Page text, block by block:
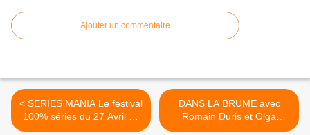
Ajouter un commentaire
< SERIES MANIA Le festival
100% séries du 27 Avril au
5 Mai 2018
DANS LA BRUME avec
Romain Duris et Olga
Kurylenko au Cinéma le 4